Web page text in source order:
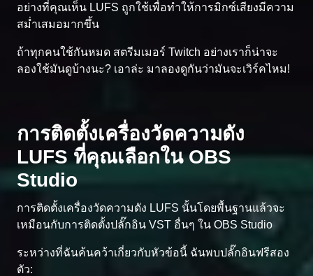
อย่างที่คุณเห็น LUFS ถูกใช้เพื่อทำให้การมิกซ์เสียงมีความ
สม่ำเสมอมากขึ้น
ถ้าทุกคนใช้กันหมด สตรีมเมอร์ Twitch อย่างเราก็น่าจะ
ลองใช้มันดูบ้างนะ? เอาล่ะ มาลองดูกันว่ามันจะเวิร์คไหม!
การติดตั้งเครื่องวัดความดัง
LUFS ที่คุณเลือกใน OBS
Studio
การติดตั้งเครื่องวัดความดัง LUFS นั้นโดยพื้นฐานแล้วจะ
เหมือนกับการติดตั้งปลั๊กอิน VST อื่นๆ ใน OBS Studio
ระหว่างที่ฉันค้นคว้าเกี่ยวกับหัวข้อนี้ ฉันพบปลั๊กอินฟรีสอง
ตัว: